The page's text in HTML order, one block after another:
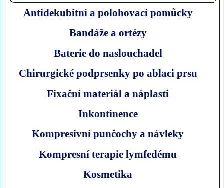
Antidekubitní a polohovací pomůcky
Bandáže a ortézy
Baterie do naslouchadel
Chirurgické podprsenky po ablaci prsu
Fixační materiál a náplasti
Inkontinence
Kompresivní punčochy a návleky
Kompresní terapie lymfedému
Kosmetika